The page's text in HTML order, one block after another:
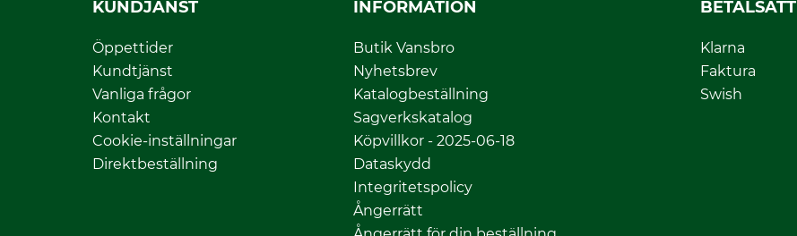
KUNDJÄNST
Öppettider
Kundtjänst
Vanliga frågor
Kontakt
Cookie-inställningar
Direktbeställning
INFORMATION
Butik Vansbro
Nyhetsbrev
Katalogbeställning
Sagverkskatalog
Köpvillkor - 2025-06-18
Dataskydd
Integritetspolicy
Ångerrätt
BETALSÄTT
Klarna
Faktura
Swish